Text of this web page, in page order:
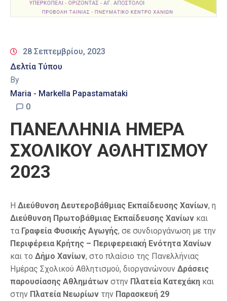
28 Σεπτεμβρίου, 2023
Δελτία Τύπου
By
Maria - Markella Papastamataki
0
ΠΑΝΕΛΛΗΝΙΑ ΗΜΕΡΑ
ΣΧΟΛΙΚΟΥ ΑΘΛΗΤΙΣΜΟΥ
2023
Η Διεύθυνση Δευτεροβάθμιας Εκπαίδευσης Χανίων, η
Διεύθυνση Πρωτοβάθμιας Εκπαίδευσης Χανίων και
τα Γραφεία Φυσικής Αγωγής, σε συνδιοργάνωση με την
Περιφέρεια Κρήτης – Περιφερειακή Ενότητα Χανίων
και το Δήμο Χανίων, στο πλαίσιο της Πανελλήνιας
Ημέρας Σχολικού Αθλητισμού, διοργανώνουν Δράσεις
παρουσίασης Αθλημάτων στην Πλατεία Κατεχάκη και
στην Πλατεία Νεωρίων την Παρασκευή 29